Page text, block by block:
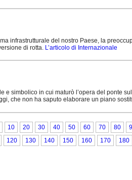
infrastrutturale del nostro Paese, la
di rotta. L’articolo di Internazionale
e simbolico in cui maturò l’opera del ponte
che non ha saputo elaborare un piano
10 20 30 40 50 60 70 80
120 130 140 150 160 170 180